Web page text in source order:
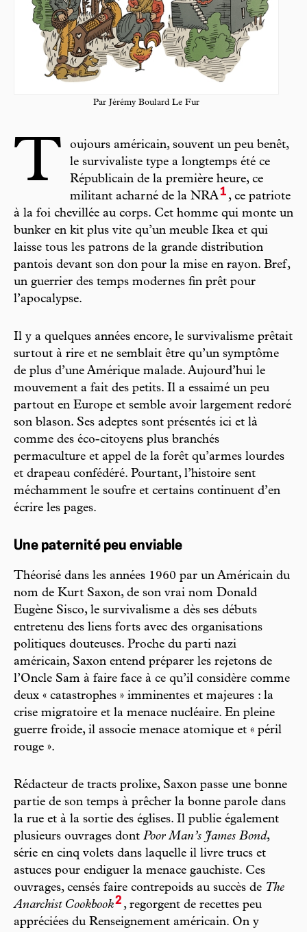
Par Jérémy Boulard Le Fur
T
oujours américain, souvent un peu benêt,
le survivaliste type a longtemps été ce
Républicain de la première heure, ce
militant acharné de la NRA1 , ce patriote
à la foi chevillée au corps. Cet homme qui monte un
bunker en kit plus vite qu’un meuble Ikea et qui
laisse tous les patrons de la grande distribution
pantois devant son don pour la mise en rayon. Bref,
un guerrier des temps modernes fin prêt pour
l’apocalypse.
Il y a quelques années encore, le survivalisme prêtait
surtout à rire et ne semblait être qu’un symptôme
de plus d’une Amérique malade. Aujourd’hui le
mouvement a fait des petits. Il a essaimé un peu
partout en Europe et semble avoir largement redoré
son blason. Ses adeptes sont présentés ici et là
comme des éco-citoyens plus branchés
permaculture et appel de la forêt qu’armes lourdes
et drapeau confédéré. Pourtant, l’histoire sent
méchamment le soufre et certains continuent d’en
écrire les pages.
Une paternité peu enviable
Théorisé dans les années 1960 par un Américain du
nom de Kurt Saxon, de son vrai nom Donald
Eugène Sisco, le survivalisme a dès ses débuts
entretenu des liens forts avec des organisations
politiques douteuses. Proche du parti nazi
américain, Saxon entend préparer les rejetons de
l’Oncle Sam à faire face à ce qu’il considère comme
deux « catastrophes » imminentes et majeures : la
crise migratoire et la menace nucléaire. En pleine
guerre froide, il associe menace atomique et « péril
rouge ».
Rédacteur de tracts prolixe, Saxon passe une bonne
partie de son temps à prêcher la bonne parole dans
la rue et à la sortie des églises. Il publie également
plusieurs ouvrages dont Poor Man’s James Bond,
série en cinq volets dans laquelle il livre trucs et
astuces pour endiguer la menace gauchiste. Ces
ouvrages, censés faire contrepoids au succès de The
Anarchist Cookbook2 , regorgent de recettes peu
appréciées du Renseignement américain. On y